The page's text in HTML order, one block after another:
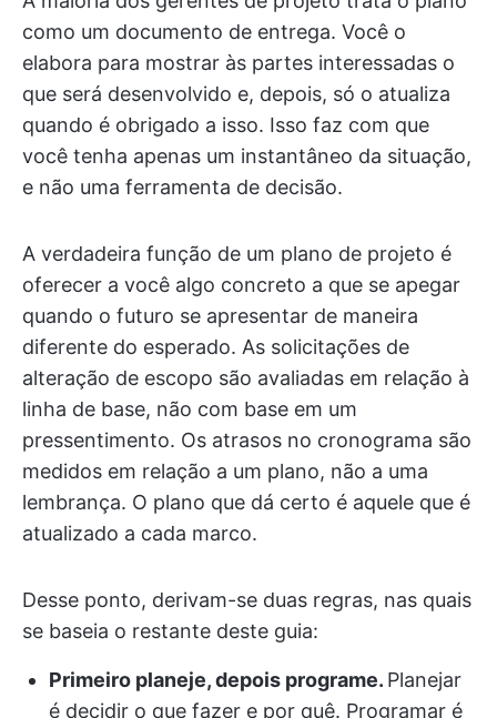
como um documento de entrega. Você o
elabora para mostrar às partes interessadas o
que será desenvolvido e, depois, só o atualiza
quando é obrigado a isso. Isso faz com que
você tenha apenas um instantâneo da situação,
e não uma ferramenta de decisão.
A verdadeira função de um plano de projeto é
oferecer a você algo concreto a que se apegar
quando o futuro se apresentar de maneira
diferente do esperado. As solicitações de
alteração de escopo são avaliadas em relação à
linha de base, não com base em um
pressentimento. Os atrasos no cronograma são
medidos em relação a um plano, não a uma
lembrança. O plano que dá certo é aquele que é
atualizado a cada marco.
Desse ponto, derivam-se duas regras, nas quais
se baseia o restante deste guia:
Primeiro planeje, depois programe. Planejar
é decidir o que fazer e por quê. Programar é